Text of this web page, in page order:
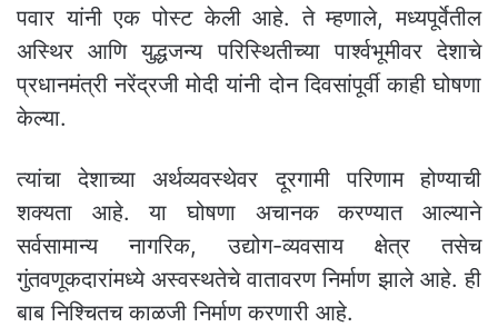
पवार यांनी एक पोस्ट केली आहे. ते म्हणाले, मध्यपूर्वेतील
अस्थिर आणि युद्धजन्य परिस्थितीच्या पार्श्वभूमीवर देशाचे
प्रधानमंत्री नरेंद्रजी मोदी यांनी दोन दिवसांपूर्वी काही घोषणा
केल्या.
त्यांचा देशाच्या अर्थव्यवस्थेवर दूरगामी परिणाम होण्याची
शक्यता आहे. या घोषणा अचानक करण्यात आल्याने
सर्वसामान्य नागरिक, उद्योग-व्यवसाय क्षेत्र तसेच
गुंतवणूकदारांमध्ये अस्वस्थतेचे वातावरण निर्माण झाले आहे. ही
बाब निश्चितच काळजी निर्माण करणारी आहे.